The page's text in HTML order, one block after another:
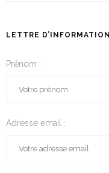
LETTRE D’INFORMATION
Prénom :
Adresse email :